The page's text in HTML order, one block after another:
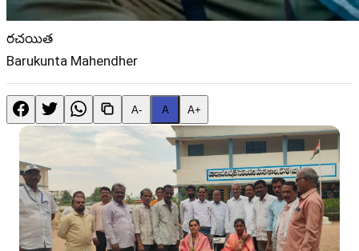
రచయిత
Barukunta Mahendher
A- A A+